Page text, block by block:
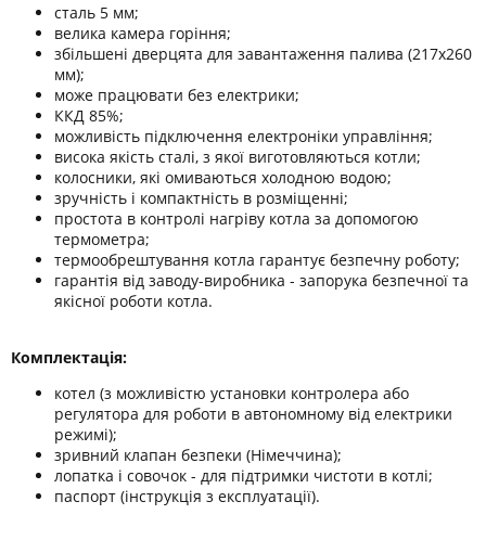
сталь 5 мм;
велика камера горіння;
збільшені дверцята для завантаження палива (217х260
мм);
може працювати без електрики;
ККД 85%;
можливість підключення електроніки управління;
висока якість сталі, з якої виготовляються котли;
колосники, які омиваються холодною водою;
зручність і компактність в розміщенні;
простота в контролі нагріву котла за допомогою
термометра;
термообрештування котла гарантує безпечну роботу;
гарантія від заводу-виробника - запорука безпечної та
якісної роботи котла.
Комплектація:
котел (з можливістю установки контролера або
регулятора для роботи в автономному від електрики
режимі);
зривний клапан безпеки (Німеччина);
лопатка і совочок - для підтримки чистоти в котлі;
паспорт (інструкція з експлуатації).